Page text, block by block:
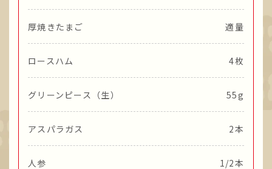
厚焼きたまご 適量
ロースハム 4枚
グリーンピース（生） 55g
アスパラガス 2本
人参 1/2本